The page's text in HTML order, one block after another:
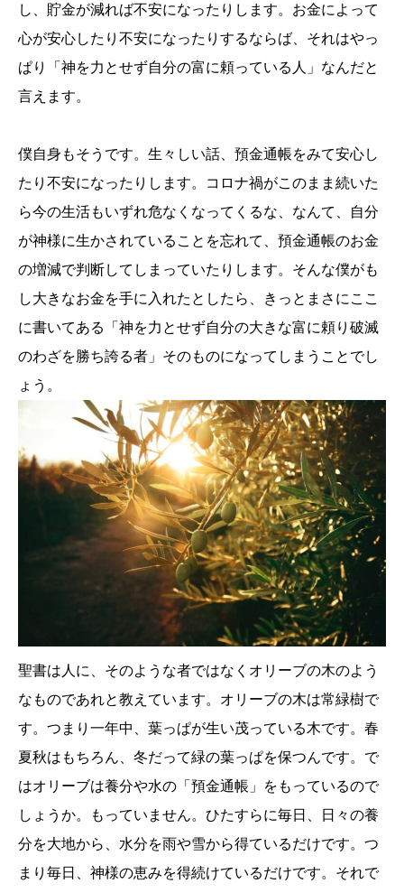
し、貯金が減れば不安になったりします。お金によって
心が安心したり不安になったりするならば、それはやっ
ぱり「神を力とせず自分の富に頼っている人」なんだと
言えます。
僕自身もそうです。生々しい話、預金通帳をみて安心し
たり不安になったりします。コロナ禍がこのまま続いた
ら今の生活もいずれ危なくなってくるな、なんて、自分
が神様に生かされていることを忘れて、預金通帳のお金
の増減で判断してしまっていたりします。そんな僕がも
し大きなお金を手に入れたとしたら、きっとまさにここ
に書いてある「神を力とせず自分の大きな富に頼り破滅
のわざを勝ち誇る者」そのものになってしまうことでし
ょう。
聖書は人に、そのような者ではなくオリーブの木のよう
なものであれと教えています。オリーブの木は常緑樹で
す。つまり一年中、葉っぱが生い茂っている木です。春
夏秋はもちろん、冬だって緑の葉っぱを保つんです。で
はオリーブは養分や水の「預金通帳」をもっているので
しょうか。もっていません。ひたすらに毎日、日々の養
分を大地から、水分を雨や雪から得ているだけです。つ
まり毎日、神様の恵みを得続けているだけです。それで